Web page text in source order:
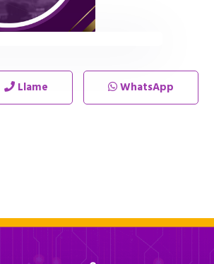
Llame WhatsApp